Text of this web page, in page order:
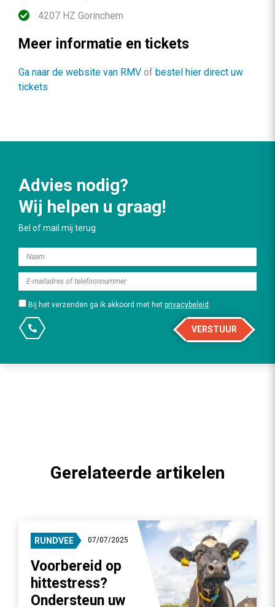
4207 HZ Gorinchem
Meer informatie en tickets
Ga naar de website van RMV of bestel hier direct uw
tickets
Advies nodig?
Wij helpen u graag!
Bel of mail mij terug
Bij het verzenden ga ik akkoord met het privacybeleid .
VERSTUUR
Gerelateerde artikelen
RUNDVEE 07/07/2025
Voorbereid op
hittestress?
Ondersteun uw